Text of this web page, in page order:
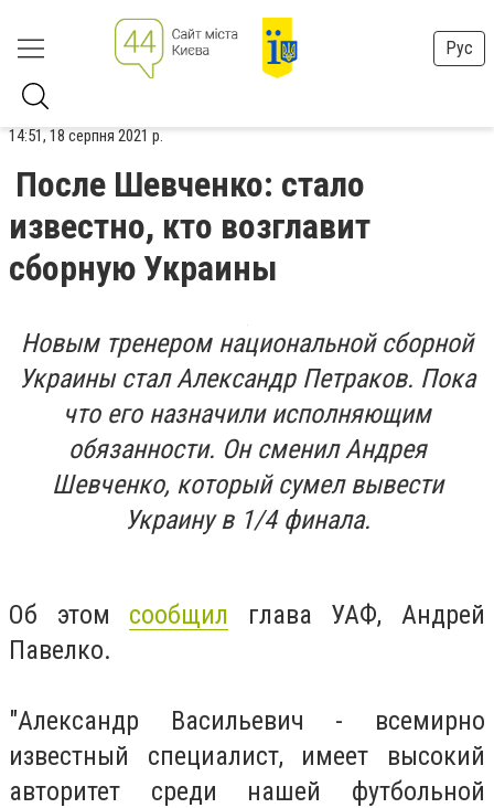
Рус
14:51, 18 серпня 2021 р.
После Шевченко: стало
известно, кто возглавит
сборную Украины
Новым тренером национальной сборной
Украины стал Александр Петраков. Пока
что его назначили исполняющим
обязанности. Он сменил Андрея
Шевченко, который сумел вывести
Украину в 1/4 финала.
Об этом сообщил глава УАФ, Андрей
Павелко.
"Александр Васильевич - всемирно
известный специалист, имеет высокий
авторитет среди нашей футбольной